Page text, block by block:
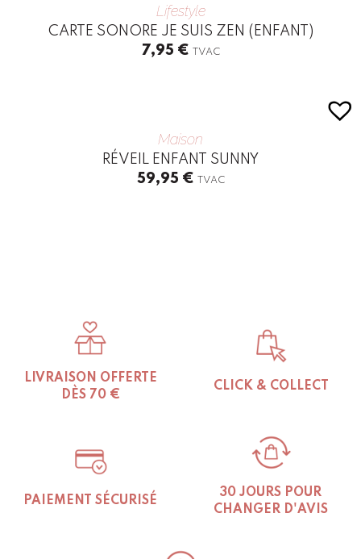
Lifestyle
CARTE SONORE JE SUIS ZEN (ENFANT)
7,95 € TVAC
Maison
RÉVEIL ENFANT SUNNY
59,95 € TVAC
LIVRAISON OFFERTE
DÈS 70 €
CLICK & COLLECT
PAIEMENT SÉCURISÉ
30 JOURS POUR
CHANGER D'AVIS